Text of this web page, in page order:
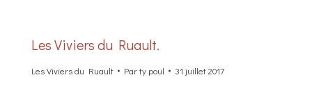
Les Viviers du Ruault.
Les Viviers du Ruault Party poul 31 juillet 2017